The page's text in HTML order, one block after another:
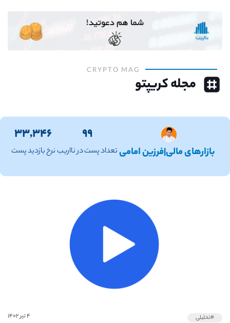
CRYPTO MAG
مجله کریپتو
بازارهای مالی|فرزین امامی
۹۹
تعداد پست در نااریب
۳۳,۳۴۶
نرخ بازدید پست
#تحلیلی ۴ تیر ۱۴۰۲